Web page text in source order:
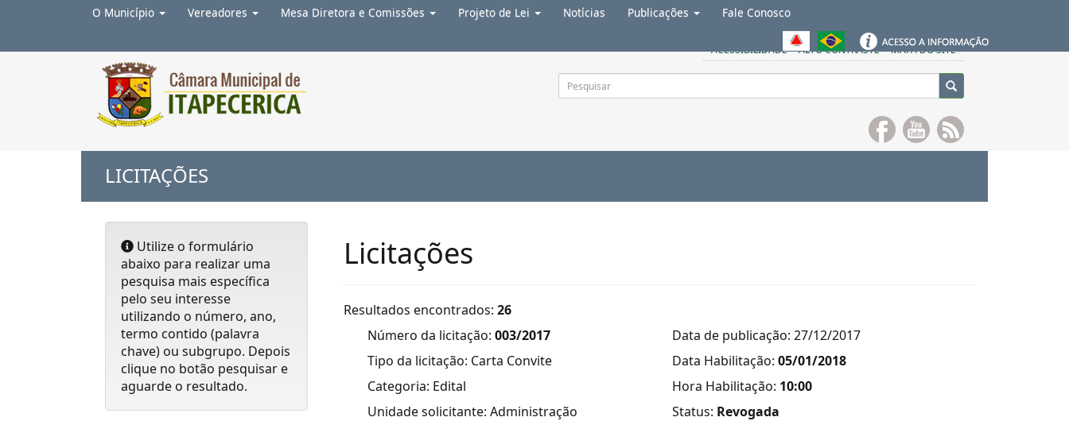
O Município Vereadores Mesa Diretora e Comissões Projeto de Lei Notícias Publicações Fale Conosco
ACESSIBILIDADE ALTO CONTRASTE MAPA DO SITE
LICITAÇÕES
Licitações
Resultados encontrados: 26
Número da licitação: 003/2017
Tipo da licitação: Carta Convite
Categoria: Edital
Unidade solicitante: Administração
Data de publicação: 27/12/2017
Data Habilitação: 05/01/2018
Hora Habilitação: 10:00
Status: Revogada
Utilize o formulário
abaixo para realizar uma
pesquisa mais específica
pelo seu interesse
utilizando o número, ano,
termo contido (palavra
chave) ou subgrupo. Depois
clique no botão pesquisar e
aguarde o resultado.